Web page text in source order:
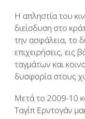
Η απληστία του
διείσδυση στο
την ασφάλεια, το
επιχειρήσεις,
ταγμάτων και
δυσφορία στους
Μετά το 2009-10
Ταγίπ Ερντογάν